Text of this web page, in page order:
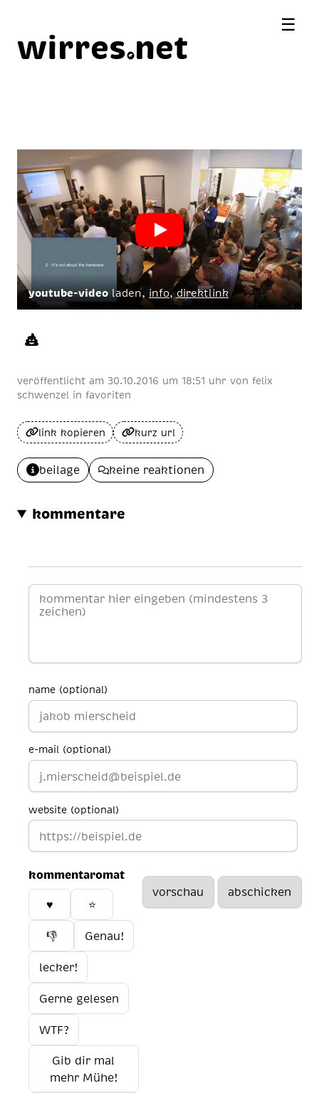
wirres net
youtube-video laden, info,direktlink
veröffentlicht am 30 10 2016 um 18:51 uhr von felix
schwenzel in favoriten
link kopieren kurz url
beilage keine reaktionen
kommentare
name (optional)
e-mail (optional)
website (optional)
kommentaromat
♥️ ⭐
👎 Genau!
lecker!
Gerne gelesen
WTF?
Gib dir mal
mehr Mühe!
☰